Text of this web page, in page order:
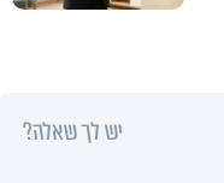
יש לך שאלה?